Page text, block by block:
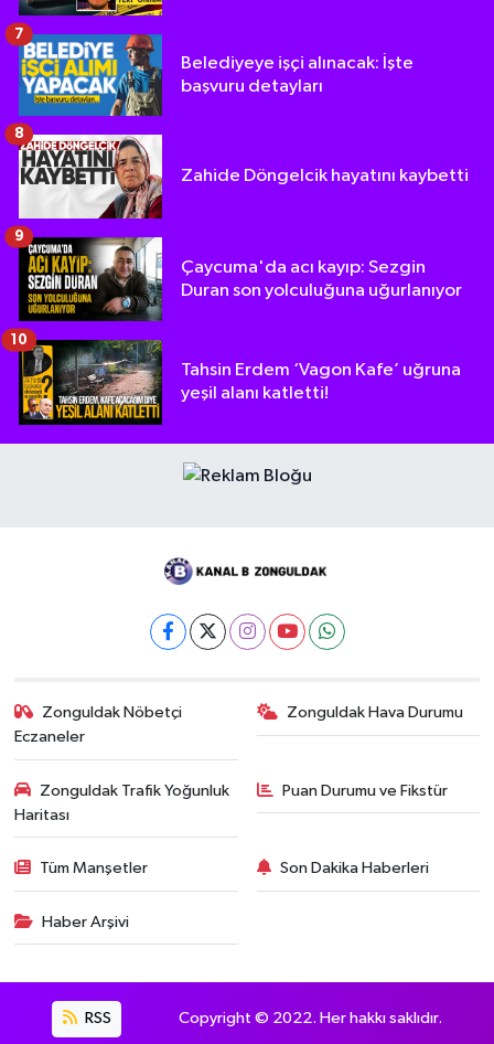
Belediyeye işçi alınacak: İşte
başvuru detayları
7
Zahide Döngelcik hayatını kaybetti
8
Çaycuma'da acı kayıp: Sezgin
Duran son yolculuğuna uğurlanıyor
9
Tahsin Erdem ‘Vagon Kafe’ uğruna
yeşil alanı katletti!
10
Zonguldak Nöbetçi
Eczaneler
Zonguldak Hava Durumu
Zonguldak Trafik Yoğunluk
Haritası
Puan Durumu ve Fikstür
Tüm Manşetler Son Dakika Haberleri
Haber Arşivi
RSS Copyright © 2022. Her hakkı saklıdır.